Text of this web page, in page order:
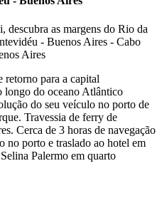
retorno para a capital
longo do oceano Atlântico
do seu veículo no porto de
Travessia de ferry de
Cerca de 3 horas de navegação
no porto e traslado ao hotel em
Palermo em quarto